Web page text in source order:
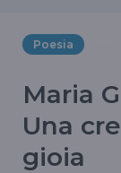
Poesia
Maria
Una
gioia